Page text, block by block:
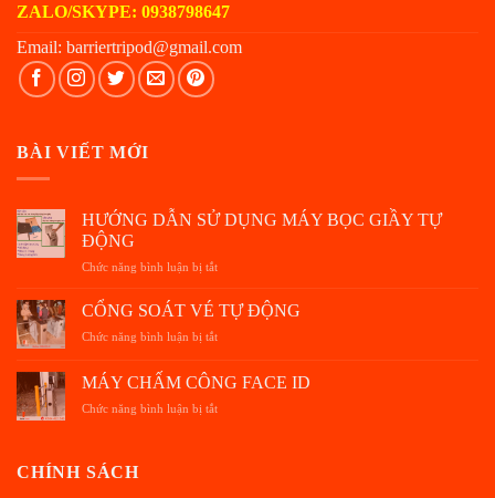
ZALO/SKYPE: 0938798647
Email: barriertripod@gmail.com
BÀI VIẾT MỚI
HƯỚNG DẪN SỬ DỤNG MÁY BỌC GIẦY TỰ
ĐỘNG
Chức năng bình luận bị tắt
DẪN
BỌC
CỔNG SOÁT VÉ TỰ ĐỘNG
Chức năng bình luận bị tắt
SOÁT
MÁY CHẤM CÔNG FACE ID
Chức năng bình luận bị tắt
CHÍNH SÁCH